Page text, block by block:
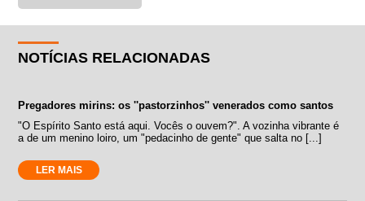
NOTÍCIAS RELACIONADAS
Pregadores mirins: os ''pastorzinhos'' venerados como santos
"O Espírito Santo está aqui. Vocês o ouvem?". A vozinha vibrante é
a de um menino loiro, um "pedacinho de gente" que salta no [...]
LER MAIS